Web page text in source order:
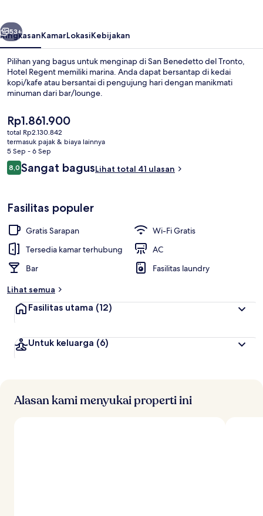
Berikutnya
53+
RingkasanKamarLokasiKebijakan
Pilihan yang bagus untuk menginap di San Benedetto del Tronto,
Hotel Regent memiliki marina. Anda dapat bersantap di kedai
kopi/kafe atau bersantai di pengujung hari dengan manikmati
minuman dari bar/lounge.
Harga
saat
ini
Rp1.861.900
Rp1.861.900
total Rp2.130.842
termasuk pajak & biaya lainnya
5 Sep - 6 Sep
Ulasan
8,08,0 dari 10
Sangat bagusLihat total 41 ulasan
Fasilitas populer
Gratis Sarapan
Wi-Fi Gratis
Tersedia kamar terhubung
AC
Bar
Fasilitas laundry
Lihat semua
Fasilitas utama (12)
Untuk keluarga (6)
Alasan kami menyukai properti ini